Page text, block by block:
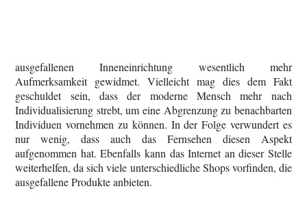
ausgefallenen Inneneinrichtung wesentlich mehr
Aufmerksamkeit gewidmet. Vielleicht mag dies dem Fakt
geschuldet sein, dass der moderne Mensch mehr nach
Individualisierung strebt, um eine Abgrenzung zu benachbarten
Individuen vornehmen zu können. In der Folge verwundert es
nur wenig, dass auch das Fernsehen diesen Aspekt
aufgenommen hat. Ebenfalls kann das Internet an dieser Stelle
weiterhelfen, da sich viele unterschiedliche Shops vorfinden, die
ausgefallene Produkte anbieten.